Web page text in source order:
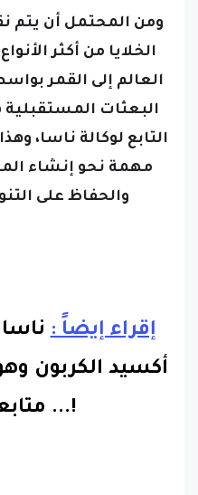
ومن المحتمل أن يتم
الخلايا من أكثر
العالم إلى القمر
البعثات المستقبلية
التابع لوكالة ناسا،
مهمة نحو إنشاء
والحفاظ على
إقراء إيضاً :
أكسيد الكربون
!.
..